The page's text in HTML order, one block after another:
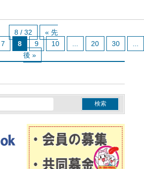
8 / 32
« 先
7 8 9 10 20 30
後 »